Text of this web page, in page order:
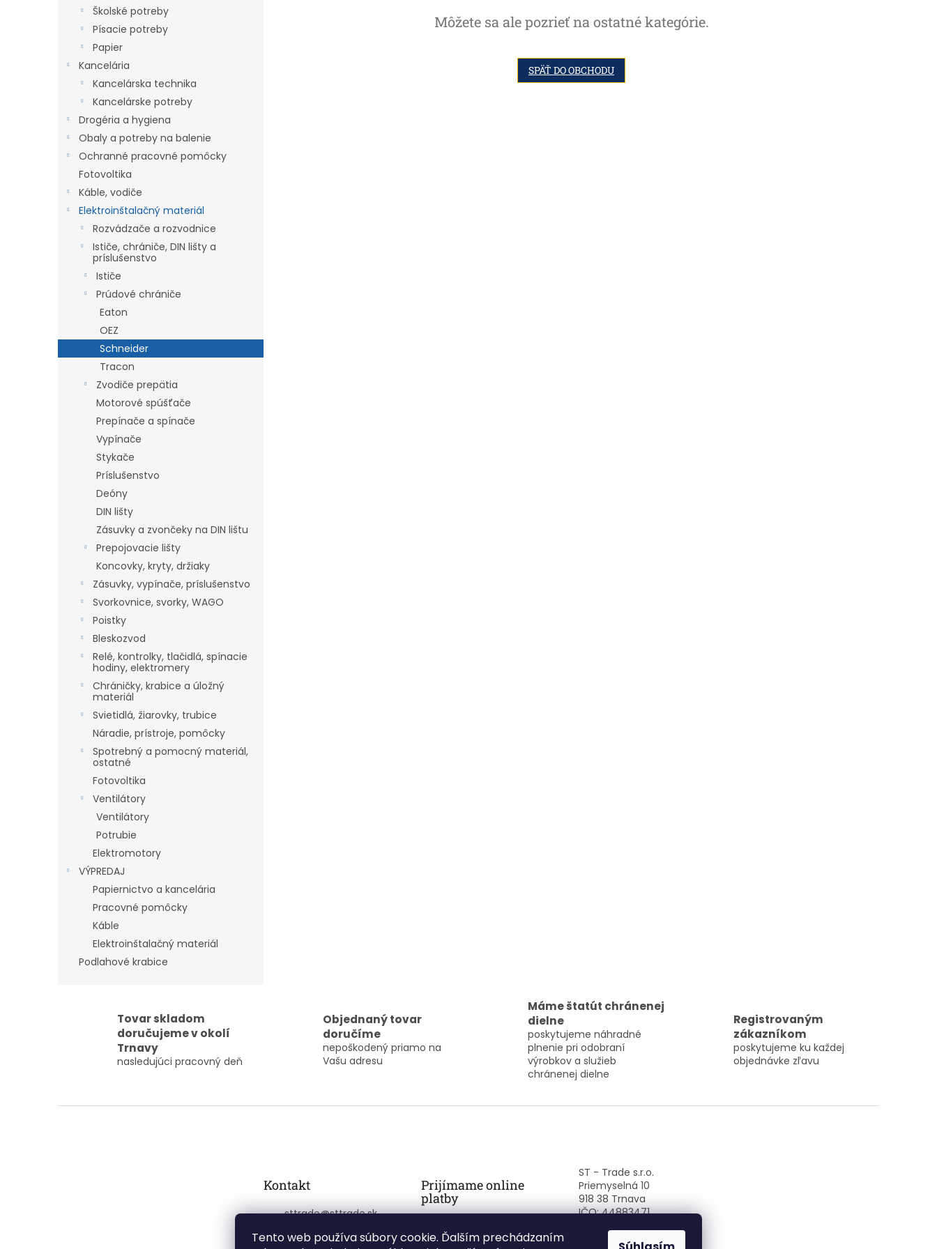
Tento web používa súbory cookie. Ďalším prechádzaním
Školské potreby
Písacie potreby
Papier
Kancelária
Kancelárska technika
Kancelárske potreby
Drogéria a hygiena
Obaly a potreby na balenie
Ochranné pracovné pomôcky
Fotovoltika
Káble, vodiče
Elektroinštalačný materiál
Rozvádzače a rozvodnice
Ističe, chrániče, DIN lišty a
príslušenstvo
Ističe
Prúdové chrániče
Eaton
OEZ
Schneider
Tracon
Zvodiče prepätia
Motorové spúšťače
Prepínače a spínače
Vypínače
Stykače
Príslušenstvo
Deóny
DIN lišty
Zásuvky a zvončeky na DIN lištu
Prepojovacie lišty
Koncovky, kryty, držiaky
Zásuvky, vypínače, príslušenstvo
Svorkovnice, svorky, WAGO
Poistky
Bleskozvod
Relé, kontrolky, tlačidlá, spínacie
hodiny, elektromery
Chráničky, krabice a úložný
materiál
Svietidlá, žiarovky, trubice
Náradie, prístroje, pomôcky
Spotrebný a pomocný materiál,
ostatné
Fotovoltika
Ventilátory
Ventilátory
Potrubie
Elektromotory
VÝPREDAJ
Papiernictvo a kancelária
Pracovné pomôcky
Káble
Elektroinštalačný materiál
Podlahové krabice
Môžete sa ale pozrieť na ostatné kategórie.
SPÄŤ DO OBCHODU
Tovar skladom
doručujeme v okolí
Trnavy
nasledujúci pracovný deň
Objednaný tovar
doručíme
nepoškodený priamo na
Vašu adresu
Máme štatút chránenej
dielne
poskytujeme náhradné
plnenie pri odobraní
výrobkov a služieb
chránenej dielne
Registrovaným
zákazníkom
poskytujeme ku každej
objednávke zľavu
Kontakt
sttrade@sttrade.sk
+421905558425
Prijímame online
platby
ST - Trade s.r.o.
Priemyselná 10
918 38 Trnava
IČO: 44883471